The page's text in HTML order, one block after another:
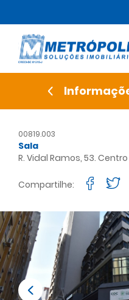
00819.003
Sala
R. Vidal Ramos, 53.
Compartilhe: